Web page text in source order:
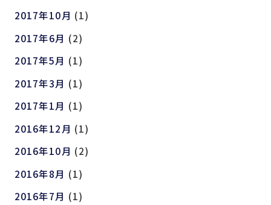
2017年10月 (1)
2017年6月 (2)
2017年5月 (1)
2017年3月 (1)
2017年1月 (1)
2016年12月 (1)
2016年10月 (2)
2016年8月 (1)
2016年7月 (1)